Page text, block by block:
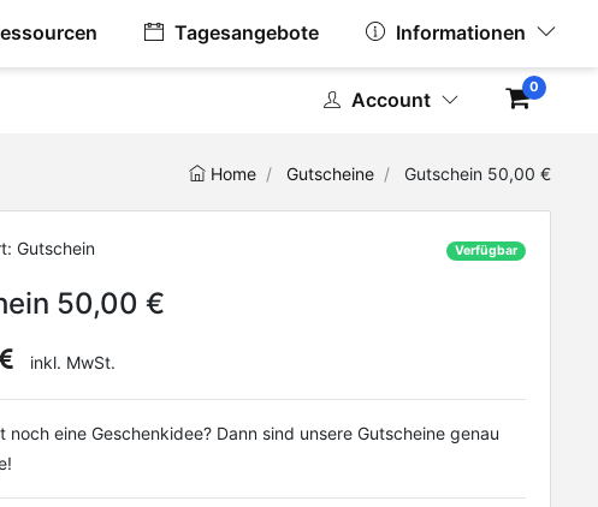
Tagesangebote Informationen
0
Account
Home Gutscheine Gutschein 50,00 €
Gutschein Verfügbar
50,00 €
inkl. MwSt.
noch eine Geschenkidee? Dann sind unsere Gutscheine genau